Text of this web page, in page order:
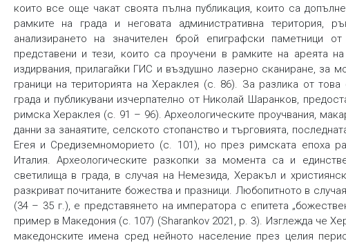
които все още чакат своята пълна публикация, които са
рамките на града и неговата административна територия,
анализирането на значителен брой епиграфски паметници
представени и тези, които са проучени в рамките на ареята
издирвания, прилагайки ГИС и въздушно лазерно сканиране, за
граници на територията на Хераклея (с. 86). За разлика от
града и публикувани изчерпателно от Николай Шаранков,
римска Хераклея (с. 91 – 96). Археологическите проучвания,
данни за занаятите, селското стопанство и търговията,
Егея и Средиземноморието (с. 101), но през римската епоха
Италия. Археологическите разкопки за момента са и
светилища в града, в случая на Немезида, Херакъл и
разкриват почитаните божества и празници. Любопитното в
(34 – 35 г.), е представянето на императора с епитета
пример в Македония (с. 107) (Sharankov 2021, р. 3). Изглежда че
македонските имена сред нейното население през целия